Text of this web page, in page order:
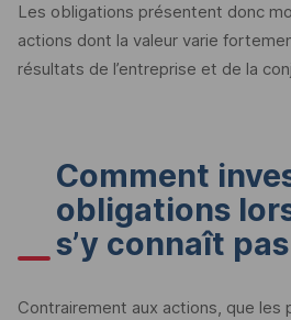
Les obligations présentent donc
actions dont la valeur varie
résultats de l’entreprise et de la
Comment
obligations
s’y connaît
Contrairement aux actions, que les